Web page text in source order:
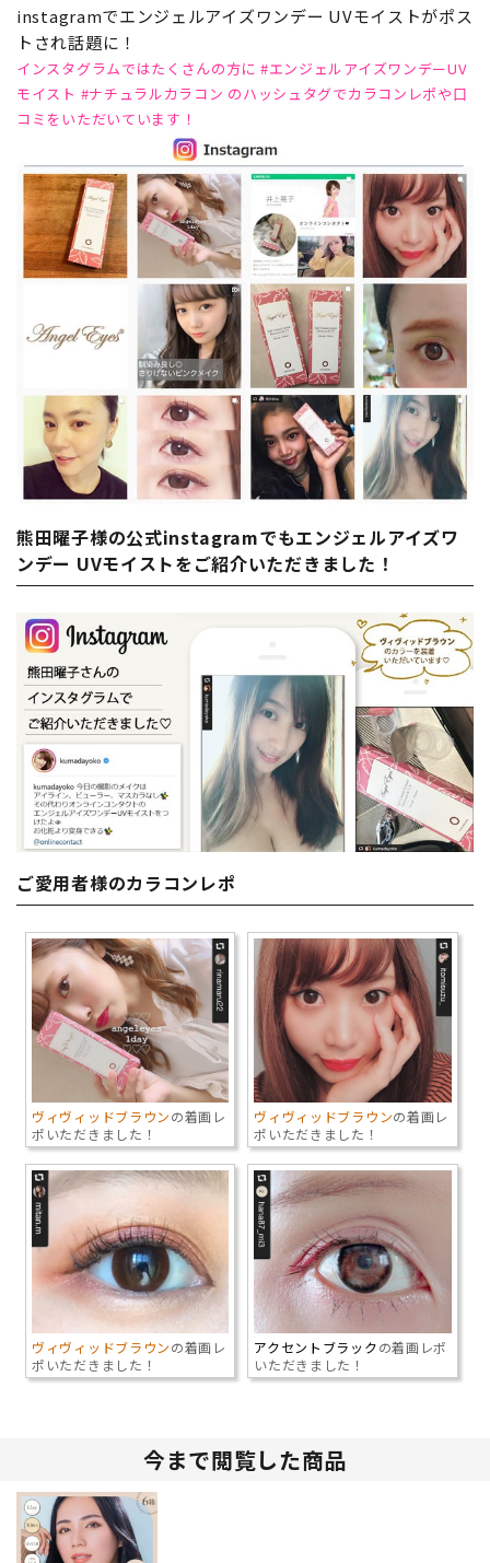
instagramでエンジェルアイズワンデー UVモイストがポス
トされ話題に！
インスタグラムではたくさんの方に #エンジェルアイズワンデーUV
モイスト #ナチュラルカラコン のハッシュタグでカラコンレポや口
コミをいただいています！
熊田曜子様の公式instagramでもエンジェルアイズワ
ンデー UVモイストをご紹介いただきました！
ご愛用者様のカラコンレポ
ヴィヴィッドブラウンの着画レ
ポいただきました！
ヴィヴィッドブラウンの着画レ
ポいただきました！
ヴィヴィッドブラウンの着画レ
ポいただきました！
アクセントブラックの着画レポ
いただきました！
今まで閲覧した商品